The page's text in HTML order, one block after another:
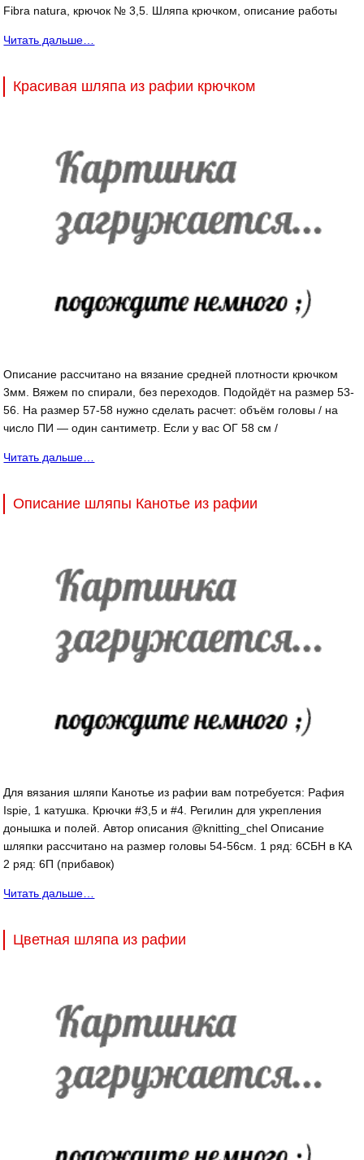
Fibra natura, крючок № 3,5. Шляпа крючком, описание работы
Читать дальше…
Красивая шляпа из рафии крючком
Описание рассчитано на вязание средней плотности крючком
3мм. Вяжем по спирали, без переходов. Подойдёт на размер 53-
56. На размер 57-58 нужно сделать расчет: объём головы / на
число ПИ — один сантиметр. Если у вас ОГ 58 см /
Читать дальше…
Описание шляпы Канотье из рафии
Для вязания шляпи Канотье из рафии вам потребуется: Рафия
Ispie, 1 катушка. Крючки #3,5 и #4. Регилин для укрепления
донышка и полей. Автор описания @knitting_chel Описание
шляпки рассчитано на размер головы 54-56см. 1 ряд: 6СБН в КА
2 ряд: 6П (прибавок)
Читать дальше…
Цветная шляпа из рафии